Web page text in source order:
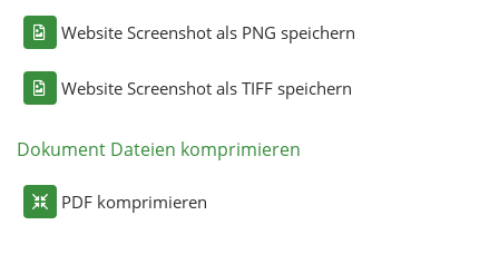
Website Screenshot als PNG speichern
Website Screenshot als TIFF speichern
Dokument Dateien komprimieren
PDF komprimieren